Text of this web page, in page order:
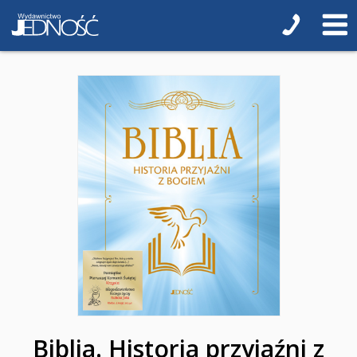
KAKADU - książki interaktywne z piórem
JUPI JO! - książki kartonowe dla najmłodszych
Adwent i Boże Narodzenie
Albumy pamiątkowe
Baśnie, bajki
Cecylka Knedelek
Dyplomy dla dzieci
Encyklopedie, leksykony
Biblia. Historia przyjaźni z